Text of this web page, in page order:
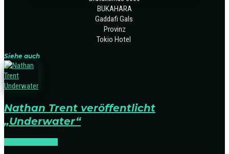
BUKAHARA
Gaddafi Gals
Provinz
Tokio Hotel
Siehe auch
Nathan Trent veröffentlicht
„Underwater“